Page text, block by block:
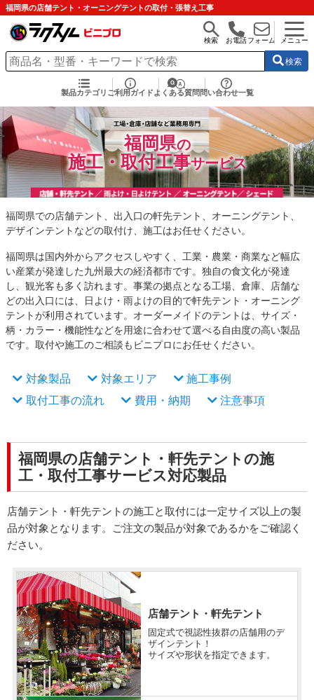
福岡県の店舗テント・オーニングテントの取付・張替え工事
検索 お電話フォーム メニュー
検索
製品カテゴリ ご利用ガイド よくある質問 問い合わせ一覧
福岡県の
施工・取付工事サービス
福岡県での店舗テント、出入口の軒先テント、オーニングテント、
デザインテントなどの取付け、施工はお任せください。
福岡県は国内外からアクセスしやすく、工業・農業・商業など幅広
い産業が発達した九州最大の経済都市です。独自の食文化が発達
し、観光客も多く訪れます。事業の拠点となる工場、倉庫、店舗な
どの出入口には、日よけ・雨よけの目的で軒先テント・オーニング
テントが利用されています。オーダーメイドのテントは、サイズ・
柄・カラー・機能性などを用途に合わせて選べる自由度の高い製品
です。取付や施工のご相談もビニプロにお任せください。
対象製品 対象エリア
施工事例
取付工事の流れ
費用・納期 注意事項
福岡県の店舗テント・軒先テントの施
工・取付工事サービス対応製品
店舗テント・軒先テントの施工と取付には一定サイズ以上の製
品が対象となります。ご注文の製品が対象であるかをご確認く
ださい。
店舗テント・軒先テント
固定式で視認性抜群の店舗用のデ
ザインテント！
サイズや形状を指定できます。